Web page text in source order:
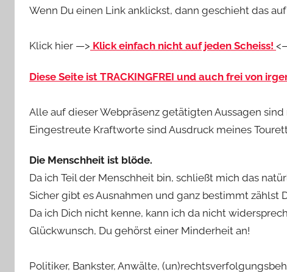
Wenn Du einen Link anklickst, dann geschieht das
Klick hier —> Klick einfach nicht auf jeden Scheiss!
Diese Seite ist TRACKINGFREI und auch frei von
Alle auf dieser Webpräsenz getätigten Aussagen
Eingestreute Kraftworte sind Ausdruck meines
Die Menschheit ist blöde.
Da ich Teil der Menschheit bin, schließt mich das
Sicher gibt es Ausnahmen und ganz bestimmt zählst
Da ich Dich nicht kenne, kann ich da nicht
Glückwunsch, Du gehörst einer Minderheit an!
Politiker, Bankster, Anwälte,